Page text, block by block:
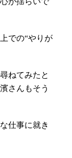
での“やりが
ねてみたと
さんもそう
仕事に就き